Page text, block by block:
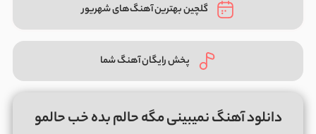
گلچین بهترین آهنگ‌های شهریور
پخش رایگان آهنگ شما
دانلود آهنگ نمیبینی مگه حالم بده خب حالمو